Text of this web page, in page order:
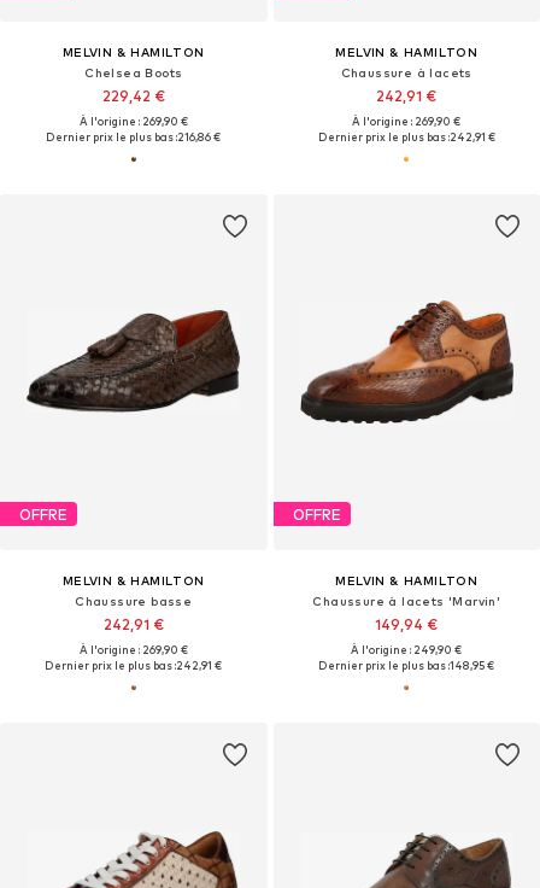
MELVIN & HAMILTON
Chelsea Boots
229,42 €
À l'origine : 269,90 €
Dernier prix le plus bas :216,86 €
MELVIN & HAMILTON
Chaussure à lacets
242,91 €
À l'origine : 269,90 €
Dernier prix le plus bas :242,91 €
OFFRE
MELVIN & HAMILTON
Chaussure basse
242,91 €
À l'origine : 269,90 €
Dernier prix le plus bas :242,91 €
OFFRE
MELVIN & HAMILTON
Chaussure à lacets 'Marvin'
149,94 €
À l'origine : 249,90 €
Dernier prix le plus bas :148,95 €